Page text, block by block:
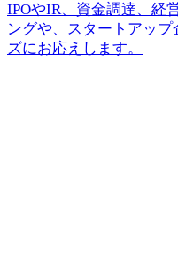
IPOやIR、資金調達、経
ングや、スタートアッ
ズにお応えします。